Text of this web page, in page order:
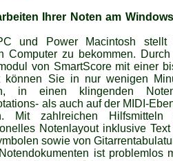
Ihrer Noten am
und Power Macintosh stellt
Computer zu bekommen.
von SmartScore mit einer
können Sie in nur wenigen
in einen klingenden
als auch auf der MIDI-
Mit zahlreichen Hilfsmitteln
Notenlayout inklusive Text
sowie von
ist problemlos